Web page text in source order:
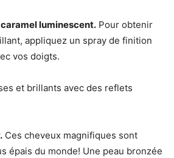
luminescent. Pour obtenir
appliquez un spray de finition
vos doigts.
Ces cheveux magnifiques sont
épais du monde! Une peau bronzée